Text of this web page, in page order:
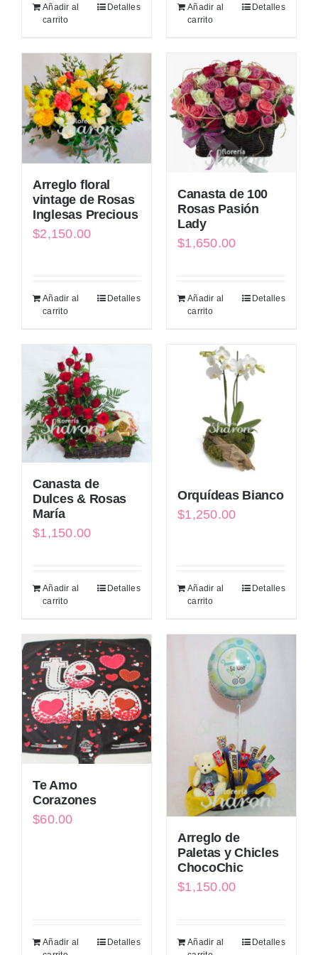
Añadir al
carrito
Detalles
Añadir al
carrito
Detalles
Arreglo floral
vintage de Rosas
Inglesas Precious
$2,150.00
Añadir al
carrito
Detalles
Canasta de 100
Rosas Pasión
Lady
$1,650.00
Añadir al
carrito
Detalles
Canasta de
Dulces & Rosas
María
$1,150.00
Añadir al
carrito
Detalles
Orquídeas Bianco
$1,250.00
Añadir al
carrito
Detalles
Te Amo
Corazones
$60.00
Añadir al
Detalles
Arreglo de
Paletas y Chicles
ChocoChic
$1,150.00
Añadir al
Detalles